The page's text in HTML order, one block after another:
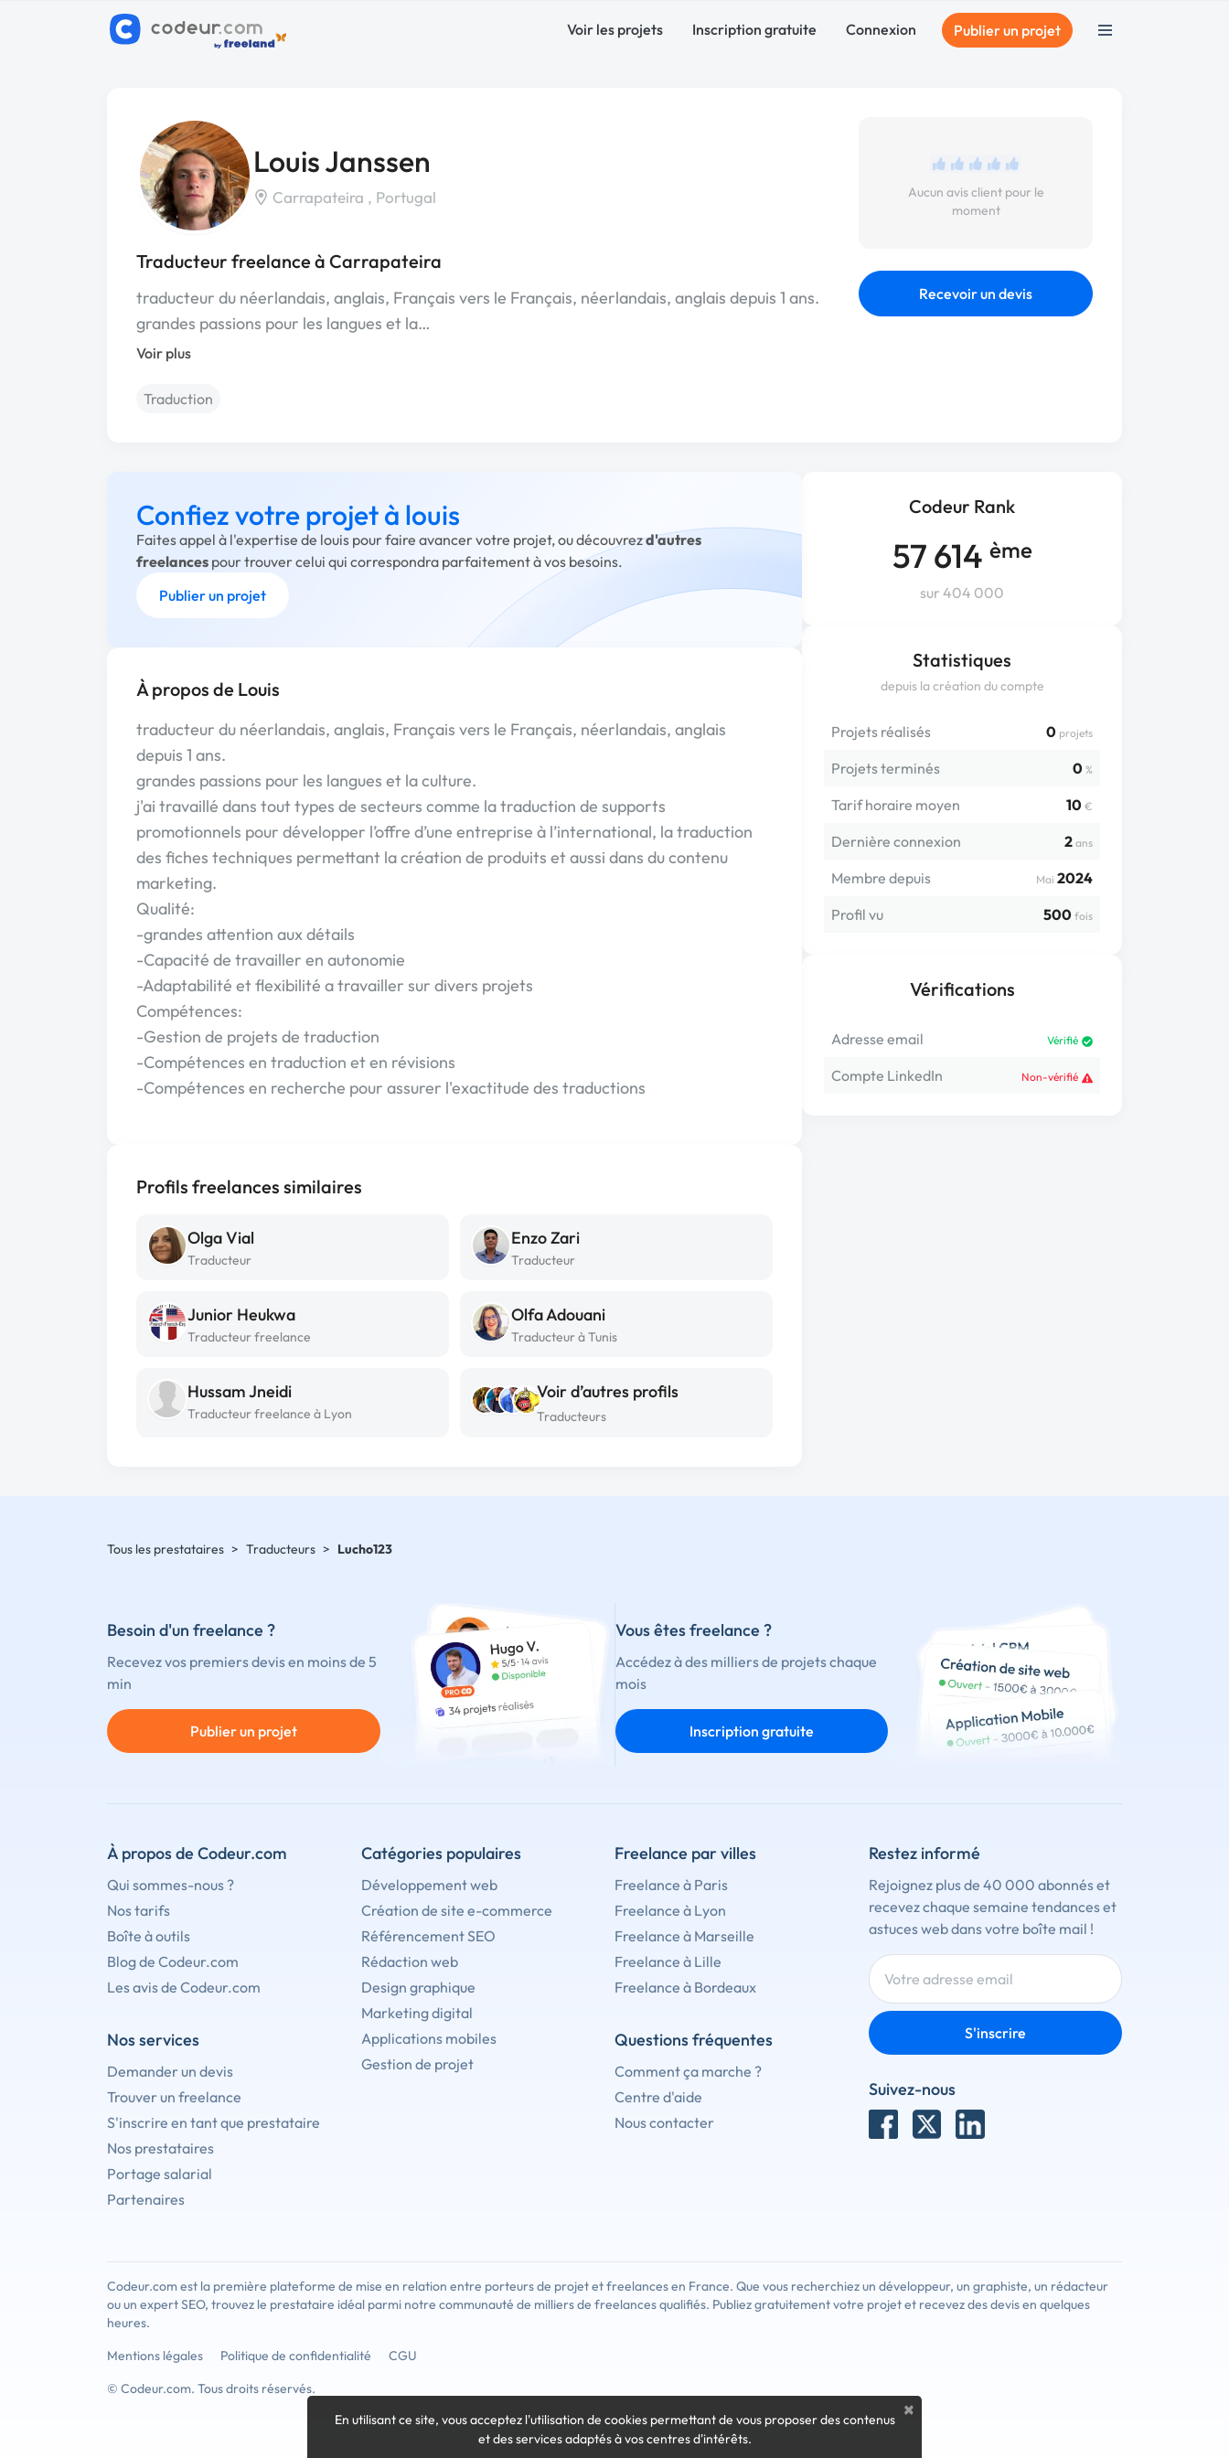
Voir les projets Inscription gratuite Connexion Publier un projet
Louis Janssen
Carrapateira , Portugal
Traducteur freelance à Carrapateira
traducteur du néerlandais, anglais, Français vers le Français, néerlandais, anglais depuis 1 ans.
grandes passions pour les langues et la…
Voir plus
Traduction
Aucun avis client pour le
moment
Recevoir un devis
Codeur Rank
57 614 ème
sur 404 000
Statistiques
depuis la création du compte
Projets réalisés 0 projets
Projets terminés 0 %
Tarif horaire moyen 10 €
Dernière connexion 2 ans
Membre depuis Mai 2024
Profil vu
500 fois
Vérifications
Adresse email Vérifié
Compte LinkedIn Non-vérifié
Confiez votre projet à louis
Faites appel à l'expertise de louis pour faire avancer votre projet, ou découvrezd'autres
freelances pour trouver celui qui correspondra parfaitement à vos besoins.
Publier un projet
À propos de Louis
traducteur du néerlandais, anglais, Français vers le Français, néerlandais, anglais
depuis 1 ans.
grandes passions pour les langues et la culture.
j'ai travaillé dans tout types de secteurs comme la traduction de supports
promotionnels pour développer l’offre d’une entreprise à l’international, la traduction
des fiches techniques permettant la création de produits et aussi dans du contenu
marketing.
Qualité:
-grandes attention aux détails
-Capacité de travailler en autonomie
-Adaptabilité et flexibilité a travailler sur divers projets
Compétences:
-Gestion de projets de traduction
-Compétences en traduction et en révisions
-Compétences en recherche pour assurer l'exactitude des traductions
Profils freelances similaires
Olga Vial
Traducteur
Enzo Zari
Traducteur
Junior Heukwa
Traducteur freelance
Olfa Adouani
Traducteur à Tunis
Hussam Jneidi
Traducteur freelance à Lyon
Voir d’autres profils
Traducteurs
Tous les prestataires > Traducteurs > Lucho123
Besoin d'un freelance ?
Recevez vos premiers devis en moins de 5
min
Publier un projet
Vous êtes freelance ?
Accédez à des milliers de projets chaque
mois
Inscription gratuite
À propos de Codeur.com
Qui sommes-nous ?
Nos tarifs
Boîte à outils
Blog de Codeur.com
Les avis de Codeur.com
Nos services
Demander un devis
Trouver un freelance
S'inscrire en tant que prestataire
Nos prestataires
Portage salarial
Partenaires
Catégories populaires
Développement web
Création de site e-commerce
Référencement SEO
Rédaction web
Design graphique
Marketing digital
Applications mobiles
Gestion de projet
Freelance par villes
Freelance à Paris
Freelance à Lyon
Freelance à Marseille
Freelance à Lille
Freelance à Bordeaux
Questions fréquentes
Comment ça marche ?
Centre d'aide
Nous contacter
Restez informé
Rejoignez plus de 40 000 abonnés et
recevez chaque semaine tendances et
astuces web dans votre boîte mail !
S'inscrire
Suivez-nous
Codeur.com est la première plateforme de mise en relation entre porteurs de projet et freelances en France. Que vous recherchiez un développeur, un graphiste, un rédacteur
ou un expert SEO, trouvez le prestataire idéal parmi notre communauté de milliers de freelances qualifiés. Publiez gratuitement votre projet et recevez des devis en quelques
heures.
Mentions légales
Politique de confidentialité
CGU
© Codeur.com. Tous droits réservés.
×
En utilisant ce site, vous acceptez l'utilisation de cookies permettant de vous proposer des contenus
et des services adaptés à vos centres d'intérêts.